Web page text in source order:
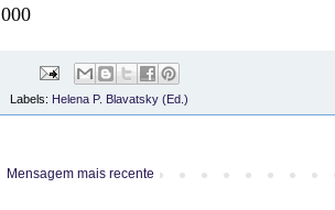
000
Labels: Helena P. Blavatsky (Ed.)
Mensagem mais recente